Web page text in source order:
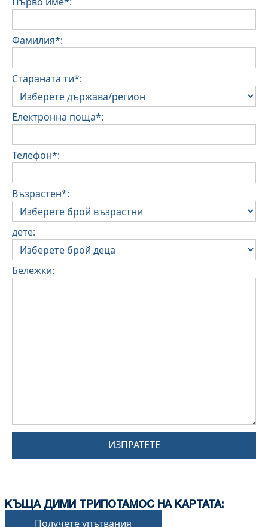
Фамилия*:
Стараната ти*:
Електронна поща*:
Телефон*:
Възрастен*:
дете:
Бележки:
ИЗПРАТЕТЕ
КЪЩА ДИМИ ТРИПОТАМОС НА КАРТАТА:
Получете упътвания